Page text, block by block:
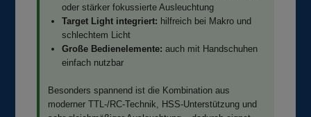
oder stärker fokussierte Ausleuchtung
Target Light integriert: hilfreich bei Makro und
schlechtem Licht
Große Bedienelemente: auch mit Handschuhen
einfach nutzbar
Besonders spannend ist die Kombination aus
moderner TTL-/RC-Technik, HSS-Unterstützung und